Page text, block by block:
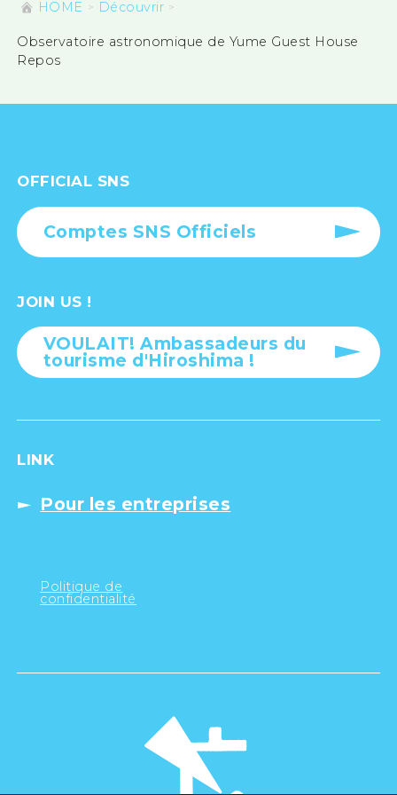
HOME Découvrir
Observatoire astronomique de Yume Guest House
Repos
OFFICIAL SNS
Comptes SNS Officiels
JOIN US !
VOULAIT! Ambassadeurs du
tourisme d'Hiroshima !
LINK
Pour les entreprises
Politique de
confidentialité